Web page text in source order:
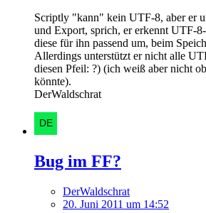
Scriptly "kann" kein UTF-8, aber er
und Export, sprich, er erkennt UTF-
diese für ihn passend um, beim
Allerdings unterstützt er nicht alle
diesen Pfeil: ?) (ich weiß aber nicht
könnte).
DerWaldschrat
Bug im FF?
DerWaldschrat
20. Juni 2011 um 14:52